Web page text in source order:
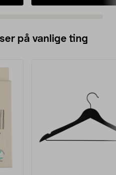
på vanlige ting